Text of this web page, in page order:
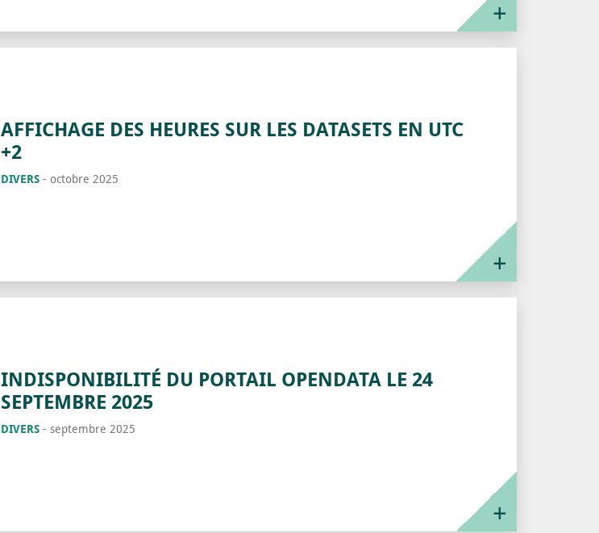
AFFICHAGE DES HEURES SUR LES DATASETS EN UTC
+2
DIVERS - octobre 2025
INDISPONIBILITÉ DU PORTAIL OPENDATA LE 24
SEPTEMBRE 2025
DIVERS - septembre 2025